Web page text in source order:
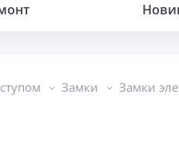
Замки
Замки